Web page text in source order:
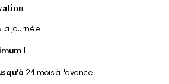
la journée
1
24 mois à l'avance